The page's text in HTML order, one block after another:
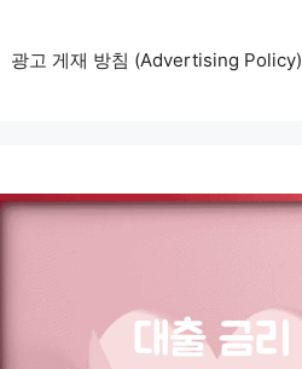
광고 게재 방침 (Advertising Policy)